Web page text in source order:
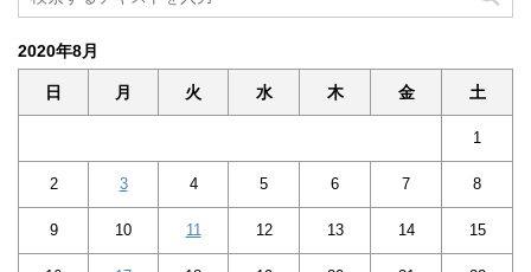
2020年8月
日 月 火 水 木 金 土
1
2 3 4 5 6 7 8
9 10 11 12 13 14 15